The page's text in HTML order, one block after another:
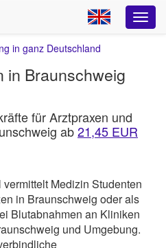
in ganz Deutschland
in Braunschweig
für Arztpraxen und
ab21,45 EUR
Medizin Studenten
in Braunschweig oder als
Blutabnahmen an Kliniken
und Umgebung.